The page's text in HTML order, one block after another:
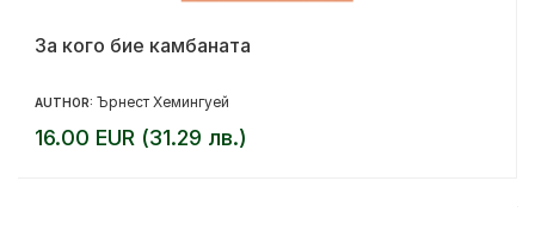
За кого бие камбаната
AUTHOR: Ърнест Хемингуей
16.00 EUR (31.29 лв.)